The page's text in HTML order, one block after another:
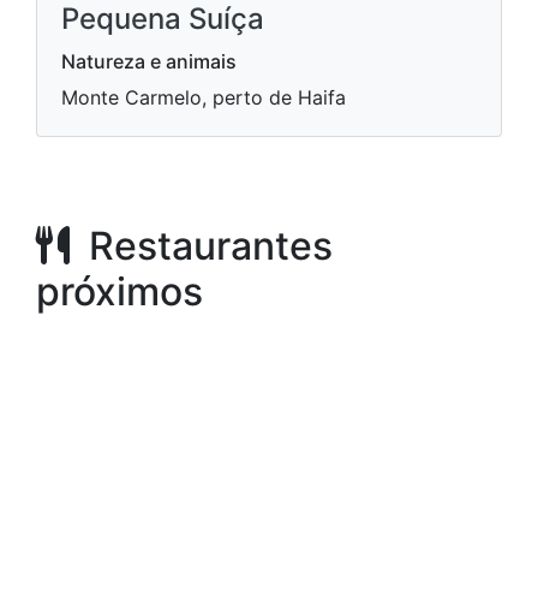
Pequena Suíça
Natureza e animais
Monte Carmelo, perto de Haifa
Restaurantes
próximos